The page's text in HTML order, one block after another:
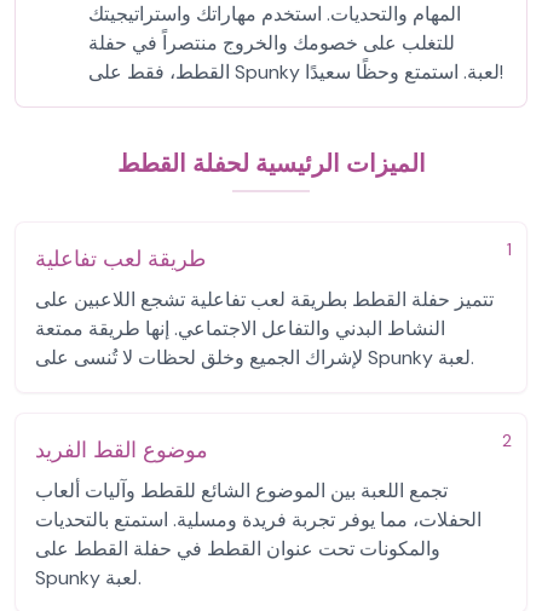
المهام والتحديات. استخدم مهاراتك واستراتيجيتك
للتغلب على خصومك والخروج منتصراً في حفلة
القطط، فقط على Spunky لعبة. استمتع وحظًا سعيدًا!
الميزات الرئيسية لحفلة القطط
1 طريقة لعب تفاعلية
تتميز حفلة القطط بطريقة لعب تفاعلية تشجع اللاعبين على
النشاط البدني والتفاعل الاجتماعي. إنها طريقة ممتعة
لإشراك الجميع وخلق لحظات لا تُنسى على Spunky لعبة.
2 موضوع القط الفريد
تجمع اللعبة بين الموضوع الشائع للقطط وآليات ألعاب
الحفلات، مما يوفر تجربة فريدة ومسلية. استمتع بالتحديات
والمكونات تحت عنوان القطط في حفلة القطط على
Spunky لعبة.